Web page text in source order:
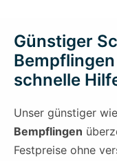
Günstiger
schnelle
Unser günstiger
Bempflingen
Festpreise ohne